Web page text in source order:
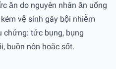
ăn do nguyên nhân ăn uống
vệ sinh gây bội nhiễm
chứng: tức bụng, bụng
buồn nôn hoặc sốt.